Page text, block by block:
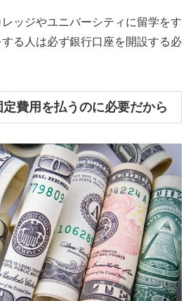
ッジやユニバーシティに留学をす
る人は必ず銀行口座を開設する必
費用を払うのに必要だから